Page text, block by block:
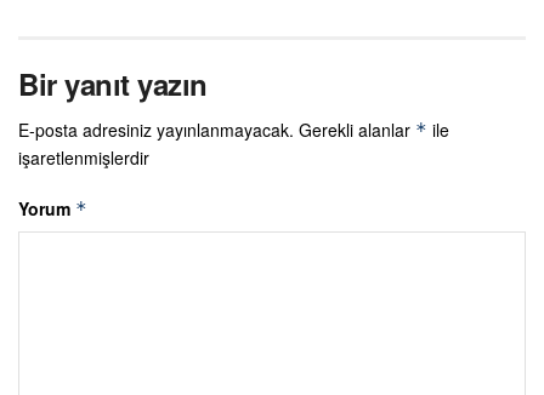
Bir yanıt yazın
E-posta adresiniz yayınlanmayacak. Gerekli alanlar * ile
işaretlenmişlerdir
Yorum *